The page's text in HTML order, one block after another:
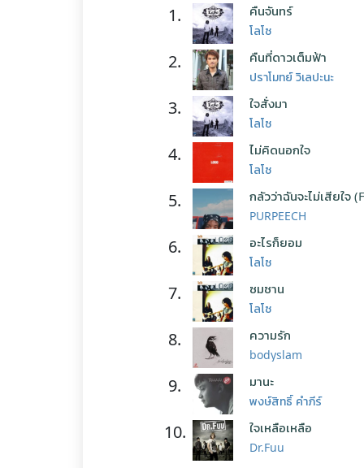
1. คืนจันทร์
โลโซ
2. คืนที่ดาวเต็มฟ้า
ปราโมทย์ วิเลปะนะ
3. ใจสั่งมา
โลโซ
4. ไม่คิดนอกใจ
โลโซ
5. กลัวว่าฉันจะไม่เสียใจ
PURPEECH
6. อะไรก็ยอม
โลโซ
7. ซมซาน
โลโซ
8. ความรัก
bodyslam
9. มานะ
พงษ์สิทธิ์ คำภีร์
10. ใจเหลือเหลือ
Dr.Fuu